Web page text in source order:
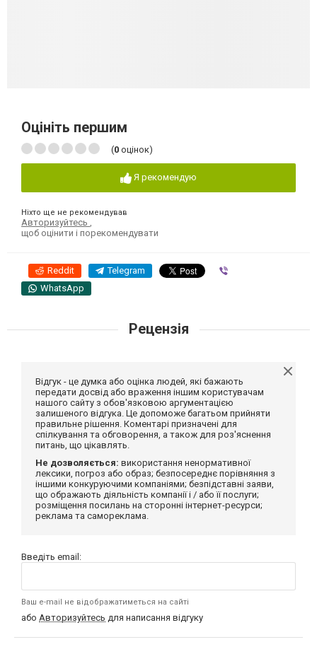
Оцініть першим
(0 оцінок)
Я рекомендую
Ніхто ще не рекомендував
Авторизуйтесь
щоб оцінити і порекомендувати
Reddit Telegram
WhatsApp
Рецензія
Відгук - це думка або оцінка людей, які бажають
передати досвід або враження іншим користувачам
нашого сайту з обов'язковою аргументацією
залишеного відгука. Це допоможе багатьом прийняти
правильне рішення. Коментарі призначені для
спілкування та обговорення, а також для роз'яснення
питань, що цікавлять.
Не дозволяється: використання ненормативної
лексики, погроз або образ; безпосереднє порівняння з
іншими конкуруючими компаніями; безпідставні заяви,
що ображають діяльність компанії і / або її послуги;
розміщення посилань на сторонні інтернет-ресурси;
реклама та самореклама.
Введіть email:
Ваш e-mail не відображатиметься на сайті
або Авторизуйтесь для написання відгуку